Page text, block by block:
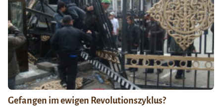
Gefangen im ewigen Revolutionszyklus?